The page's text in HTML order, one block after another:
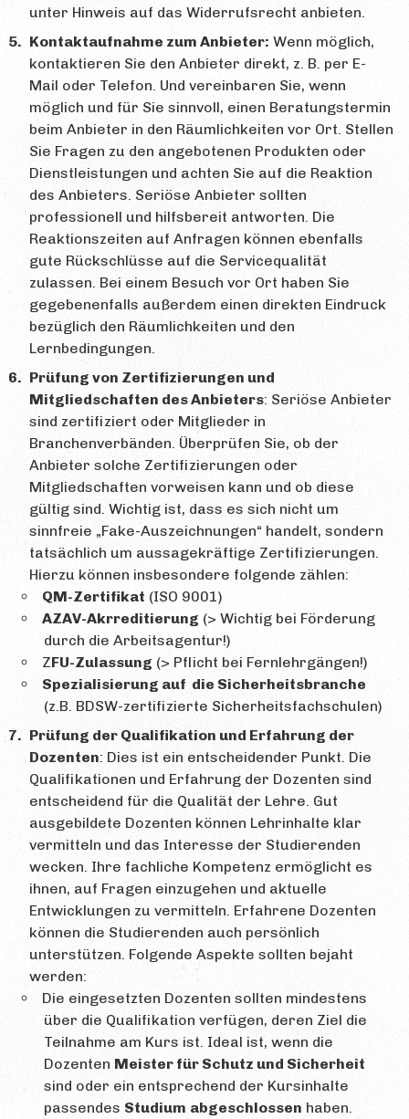
unter Hinweis auf das Widerrufsrecht anbieten.
Kontaktaufnahme zum Anbieter: Wenn möglich,
kontaktieren Sie den Anbieter direkt, z. B. per E-
Mail oder Telefon. Und vereinbaren Sie, wenn
möglich und für Sie sinnvoll, einen Beratungstermin
beim Anbieter in den Räumlichkeiten vor Ort. Stellen
Sie Fragen zu den angebotenen Produkten oder
Dienstleistungen und achten Sie auf die Reaktion
des Anbieters. Seriöse Anbieter sollten
professionell und hilfsbereit antworten. Die
Reaktionszeiten auf Anfragen können ebenfalls
gute Rückschlüsse auf die Servicequalität
zulassen. Bei einem Besuch vor Ort haben Sie
gegebenenfalls außerdem einen direkten Eindruck
bezüglich den Räumlichkeiten und den
Lernbedingungen.
Prüfung von Zertifizierungen und
Mitgliedschaften des Anbieters: Seriöse Anbieter
sind zertifiziert oder Mitglieder in
Branchenverbänden. Überprüfen Sie, ob der
Anbieter solche Zertifizierungen oder
Mitgliedschaften vorweisen kann und ob diese
gültig sind. Wichtig ist, dass es sich nicht um
sinnfreie „Fake-Auszeichnungen“ handelt, sondern
tatsächlich um aussagekräftige Zertifizierungen.
Hierzu können insbesondere folgende zählen:
QM-Zertifikat (ISO 9001)
AZAV-Akrreditierung (> Wichtig bei Förderung
durch die Arbeitsagentur!)
ZFU-Zulassung (> Pflicht bei Fernlehrgängen!)
Spezialisierung auf die Sicherheitsbranche
(z.B. BDSW-zertifizierte Sicherheitsfachschulen)
Prüfung der Qualifikation und Erfahrung der
Dozenten: Dies ist ein entscheidender Punkt. Die
Qualifikationen und Erfahrung der Dozenten sind
entscheidend für die Qualität der Lehre. Gut
ausgebildete Dozenten können Lehrinhalte klar
vermitteln und das Interesse der Studierenden
wecken. Ihre fachliche Kompetenz ermöglicht es
ihnen, auf Fragen einzugehen und aktuelle
Entwicklungen zu vermitteln. Erfahrene Dozenten
können die Studierenden auch persönlich
unterstützen. Folgende Aspekte sollten bejaht
werden:
Die eingesetzten Dozenten sollten mindestens
über die Qualifikation verfügen, deren Ziel die
Teilnahme am Kurs ist. Ideal ist, wenn die
Dozenten Meister für Schutz und Sicherheit
sind oder ein entsprechend der Kursinhalte
passendes Studium abgeschlossen haben.